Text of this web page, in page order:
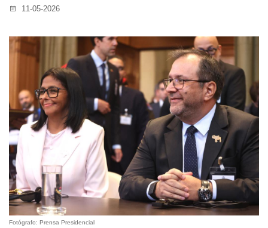
11-05-2026
Fotógrafo: Prensa Presidencial